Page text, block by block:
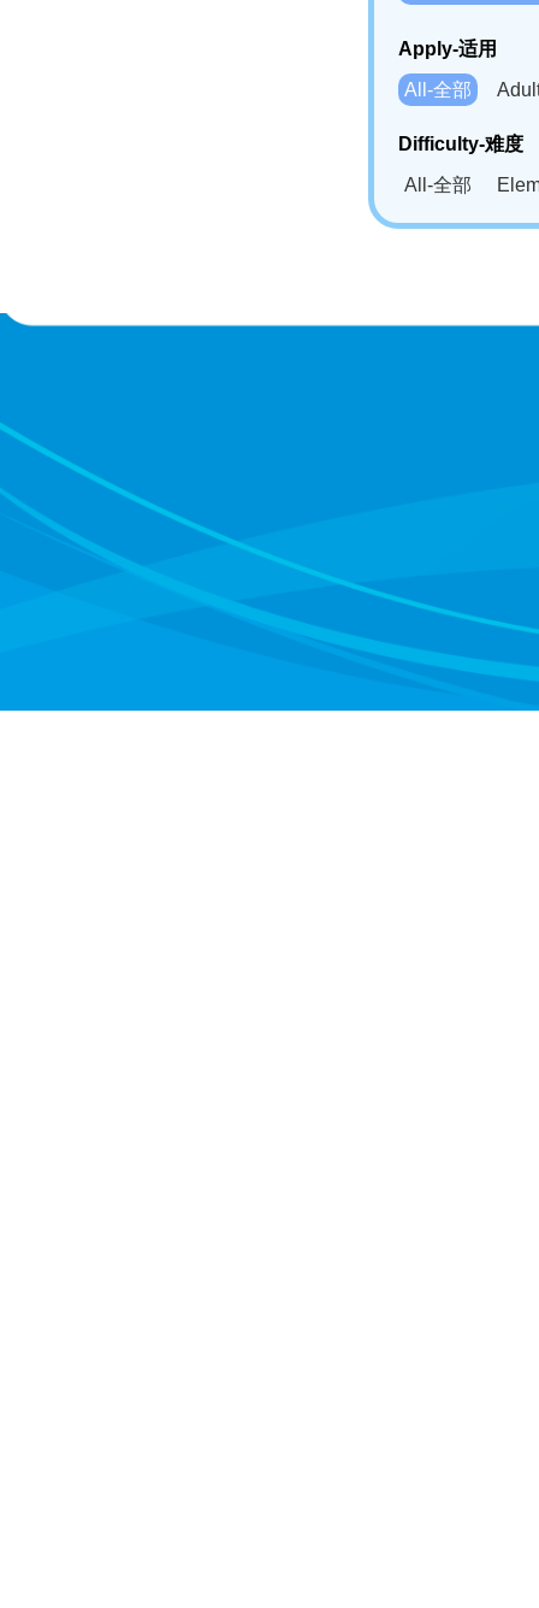
Apply-适用
All-全部
Difficulty-难度
All-全部